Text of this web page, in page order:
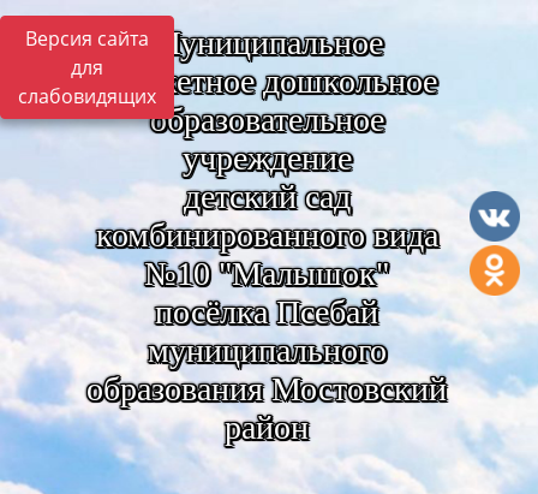
Версия сайта
для
слабовидящих
Муниципальное
бюджетное дошкольное
образовательное
учреждение
детский сад
комбинированного вида
№10 "Малышок"
посёлка Псебай
муниципального
образования Мостовский
район